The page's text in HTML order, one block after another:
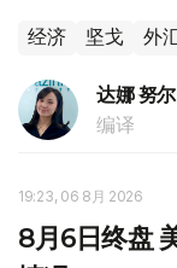
经济 坚戈 外
达娜 努
编译
19:23, 06 8月 2026
8月6日终盘